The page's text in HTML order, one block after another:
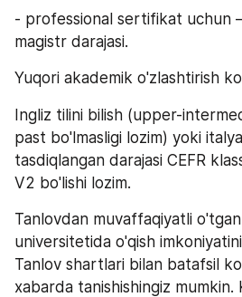
- professional sertifikat uchun
magistr darajasi.
Yuqori akademik o'zlashtirish
Ingliz tilini bilish (upper-
past bo'lmasligi lozim) yoki
tasdiqlangan darajasi CEFR
V2 bo'lishi lozim.
Tanlovdan muvaffaqiyatli
universitetida o'qish
Tanlov shartlari bilan batafsil
xabarda tanishishingiz mumkin.